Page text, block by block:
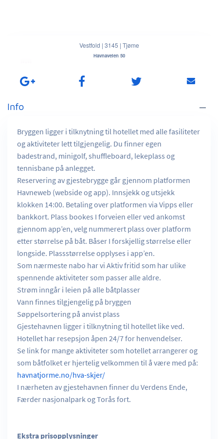
Vestfold | 3145 | Tjøme
Havnaveien 50
Info
Bryggen ligger i tilknytning til hotellet med alle fasiliteter
og aktiviteter lett tilgjengelig. Du finner egen
badestrand, minigolf, shuffleboard, lekeplass og
tennisbane på anlegget.
Reservering av gjestebrygge går gjennom platformen
Havneweb (webside og app). Innsjekk og utsjekk
klokken 14:00. Betaling over platformen via Vipps eller
bankkort. Plass bookes I forveien eller ved ankomst
gjennom app’en, velg nummerert plass over platform
etter størrelse på båt. Båser I forskjellig størrelse eller
longside. Plassstørrelse opplyses i app’en.
Som nærmeste nabo har vi Aktiv fritid som har ulike
spennende aktiviteter som passer alle aldre.
Strøm inngår i leien på alle båtplasser
Vann finnes tilgjengelig på bryggen
Søppelsortering på anvist plass
Gjestehavnen ligger i tilknytning til hotellet like ved.
Hotellet har resepsjon åpen 24/7 for henvendelser.
Se link for mange aktiviteter som hotellet arrangerer og
som båtfolket er hjertelig velkommen til å være med på:
havnatjorme.no/hva-skjer/
I nærheten av gjestehavnen finner du Verdens Ende,
Færder nasjonalpark og Torås fort.
Ekstra prisopplysninger